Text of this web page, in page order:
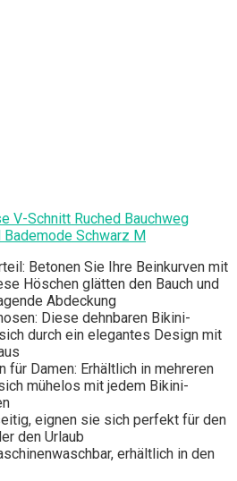
V-Schnitt Ruched Bauchweg
Schwarz M
Betonen Sie Ihre Beinkurven mit
Höschen glätten den Bauch und
Abdeckung
Diese dehnbaren Bikini-
durch ein elegantes Design mit
für Damen: Erhältlich in mehreren
mühelos mit jedem Bikini-
eignen sie sich perfekt für den
den Urlaub
erhältlich in den